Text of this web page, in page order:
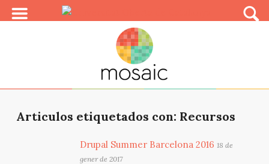
Articulos etiquetados con: Recursos
Drupal Summer Barcelona 2016 18 de
gener de 2017